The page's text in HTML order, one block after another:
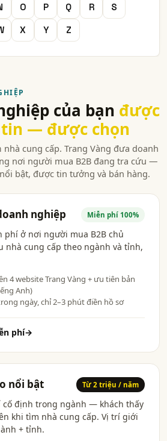
công ty gia công cơ khí
khí
tạo cơ khí
công ty cơ khí
cơ khi
O P Q R
S
X Y Z
của bạn được
— được chọn
cung cấp. Trang Vàng đưa doanh
nơi người mua B2B đang tra cứu —
bật, được tin tưởng và bán hàng.
nghiệp Miễn phí 100%
phí ở nơi người mua B2B chủ
nhà cung cấp theo ngành và tỉnh,
4 website Trang Vàng + ưu tiên bản
Anh)
ngày, chỉ 2–3 phút điền hồ sơ
phí→
nổi bật Từ 2 triệu / năm
cố định trong ngành — khách thấy
khi tìm nhà cung cấp. Vị trí giới
+ tỉnh.